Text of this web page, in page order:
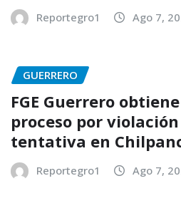
Reportegro1 Ago 7,
GUERRERO
FGE Guerrero
proceso por
tentativa en
Reportegro1 Ago 7,